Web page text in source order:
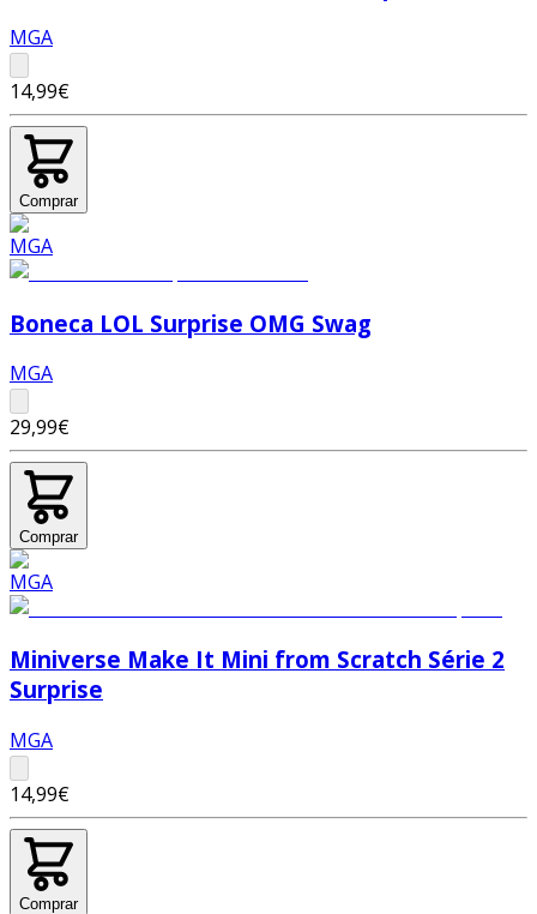
MGA
14,99€
Comprar
Boneca LOL Surprise OMG Swag
MGA
29,99€
Comprar
Miniverse Make It Mini from Scratch Série 2
Surprise
MGA
14,99€
Comprar